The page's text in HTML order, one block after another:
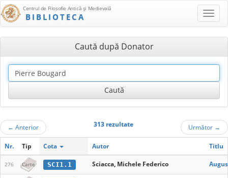
Centrul de Filosofie Antică şi Medievală
BIBLIOTECA
Caută după Donator
← Anterior 313 rezultate Următor →
Nr. Tip Cota Autor Titlu
276 Carte SCI1.1 Sciacca, Michele Federico